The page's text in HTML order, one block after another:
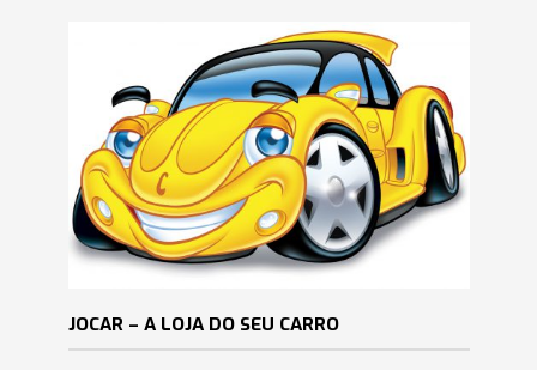
JOCAR – A LOJA DO SEU CARRO